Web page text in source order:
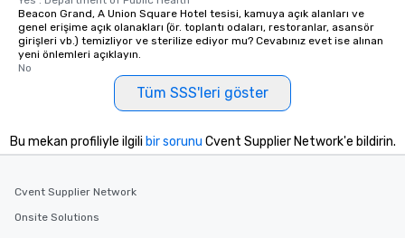
Beacon Grand, A Union Square Hotel tesisi, kamuya açık alanları ve
genel erişime açık olanakları (ör. toplantı odaları, restoranlar, asansör
girişleri vb.) temizliyor ve sterilize ediyor mu? Cevabınız evet ise alınan
yeni önlemleri açıklayın.
No
Tüm SSS'leri göster
Bu mekan profiliyle ilgili bir sorunu Cvent Supplier Network'e bildirin.
Cvent Supplier Network
Onsite Solutions